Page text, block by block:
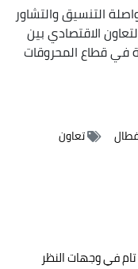
التنسيق والتشاور
الاقتصادي بين
في قطاع المحروقات
تعاون
في وجهات النظر